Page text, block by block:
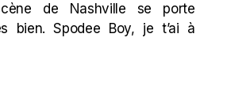
de Nashville se porte
bien. Spodee Boy, je t’ai à